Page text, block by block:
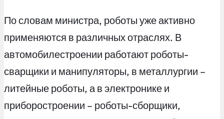
По словам министра, роботы уже активно
применяются в различных отраслях. В
автомобилестроении работают роботы-
сварщики и манипуляторы, в металлургии –
литейные роботы, а в электронике и
приборостроении – роботы-сборщики,